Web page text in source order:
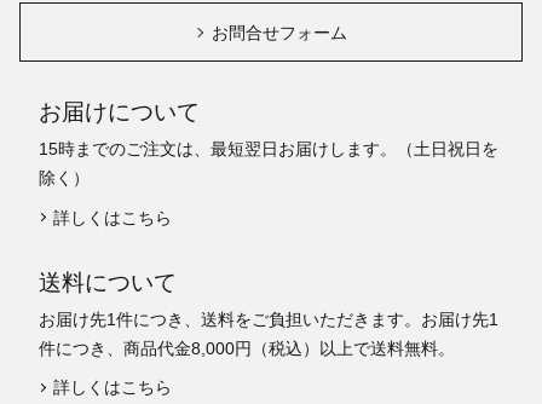
お問合せフォーム
お届けについて
15時までのご注文は、最短翌日お届けします。（土日祝日を
除く）
詳しくはこちら
送料について
お届け先1件につき、送料をご負担いただきます。お届け先1
件につき、商品代金8,000円（税込）以上で送料無料。
詳しくはこちら